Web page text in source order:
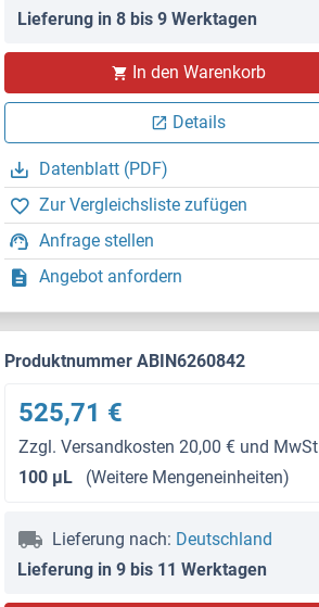
Lieferung in 8 bis 9 Werktagen
In den Warenkorb
Details
Datenblatt (PDF)
Zur Vergleichsliste zufügen
Anfrage stellen
Angebot anfordern
Produktnummer ABIN6260842
525,71 €
Zzgl. Versandkosten 20,00 € und MwSt
100 μL
(Weitere Mengeneinheiten)
Lieferung nach: Deutschland
Lieferung in 9 bis 11 Werktagen